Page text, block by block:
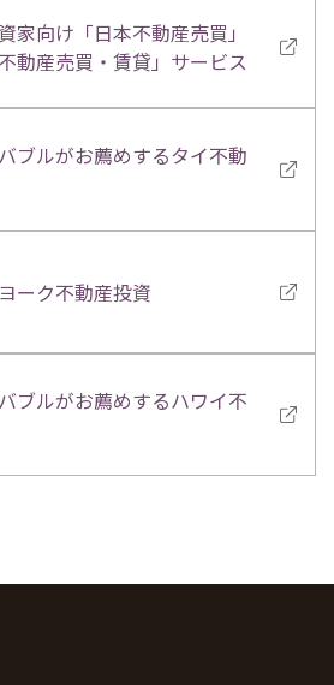
家向け「日本不動産売買」
不動産売買・賃貸」サービス
ブルがお薦めするタイ不動
ーク不動産投資
ブルがお薦めするハワイ不